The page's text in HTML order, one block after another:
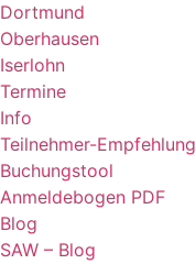
Dortmund
Oberhausen
Iserlohn
Termine
Info
Teilnehmer-Empfehlung
Buchungstool
Anmeldebogen PDF
Blog
SAW – Blog